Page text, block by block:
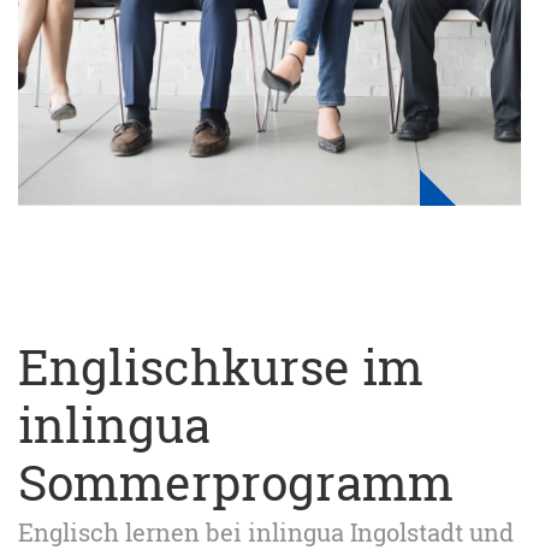
Englischkurse im
inlingua
Sommerprogramm
Englisch lernen bei inlingua Ingolstadt und